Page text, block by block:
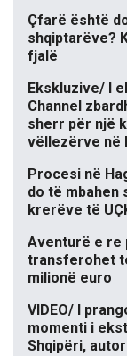
Çfarë është
shqiptarëve?
fjalë
Ekskluzive/ I
Channel
sherr për një
vëllezërve në
Procesi në
do të mbahen
krerëve të
Aventurë e re
transferohet
milionë euro
VIDEO/ I
momenti i
Shqipëri,